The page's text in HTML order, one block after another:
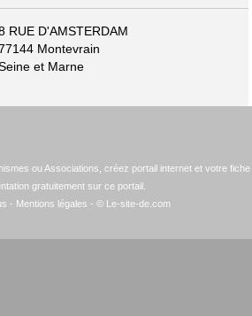
RUE D'AMSTERDAM
Montevrain
et Marne
ou Associations, créez portail internet et votre fiche
gratuitement sur ce portail.
- Mentions légales - © Le-site-de.com